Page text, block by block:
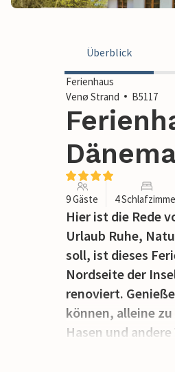
Überblick
Ferienhaus
Venø Strand
B5117
9 Gäste 4
Hier ist die Rede
Urlaub Ruhe,
soll, ist dieses
Nordseite der
renoviert.
können, alleine
Hasen und
Panoramablick